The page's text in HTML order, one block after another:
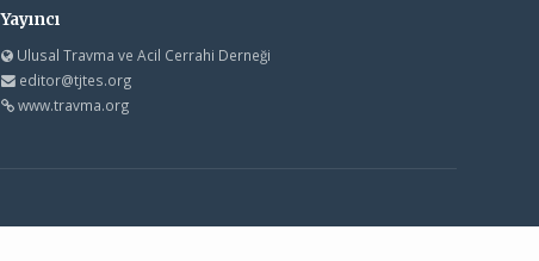
Yayıncı
Ulusal Travma ve Acil Cerrahi Derneği
editor@tjtes.org
www.travma.org